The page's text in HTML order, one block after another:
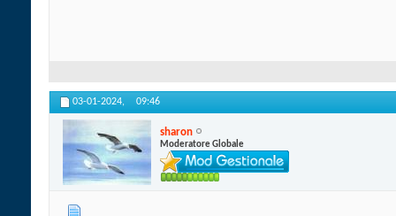
03-01-2024, 09:46
sharon
Moderatore Globale